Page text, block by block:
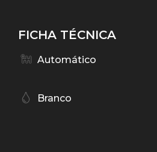
FICHA TÉCNICA
Automático
Branco